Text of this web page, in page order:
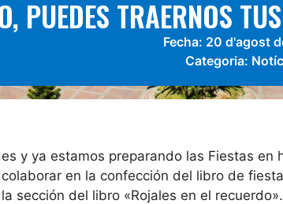
PUEDES TRAERNOS
Fecha: 20 d'agost
Categoria:
y ya estamos preparando las Fiestas en
en la confección del libro de
sección del libro «Rojales en el recuerdo».